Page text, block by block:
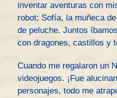
inventar aventuras con
robot; Sofía, la muñeca
de peluche. Juntos
con dragones, castillos y
Cuando me regalaron un
videojuegos. ¡Fue
personajes, todo me